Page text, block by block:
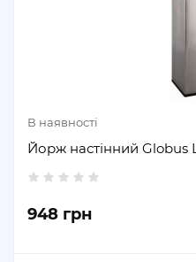
В наявності
Йорж настінний Globus
948 грн